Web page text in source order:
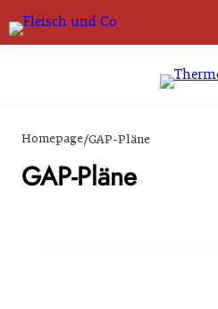
Marktführer
Homepage/GAP-Pläne
GAP-Pläne
19. März 2024
EU-Agrarpolitik Pläne:
kritisiert Benachteiligung